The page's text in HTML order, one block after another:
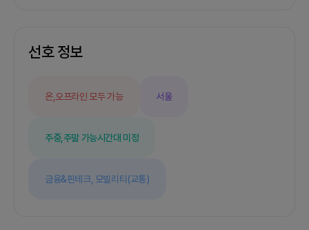
선호 정보
온,오프라인 모두 가능 서울
주중,주말 가능시간대 미정
금융&핀테크, 모빌리티(교통)